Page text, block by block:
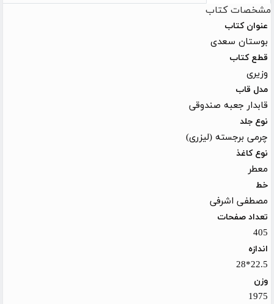
مشخصات کتاب
عنوان کتاب
بوستان سعدی
قطع کتاب
وزیری
مدل قاب
قابدار جعبه صندوقی
نوع جلد
چرمی برجسته (لیزری)
نوع کاغذ
معطر
خط
مصطفی اشرفی
تعداد صفحات
405
اندازه
22.5*28
وزن
1975